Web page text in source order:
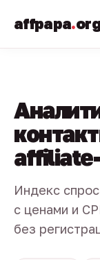
affpapa.
Индекс
с ценами и
без